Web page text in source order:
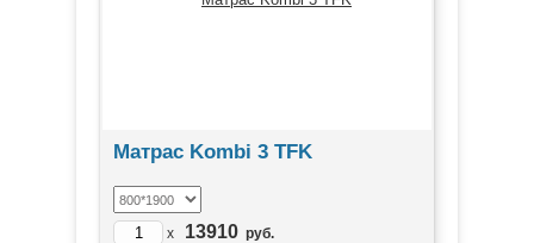
Матрас Kombi 3 TFK
x 13910 руб.